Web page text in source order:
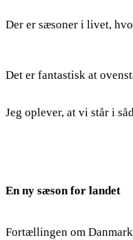
Der er sæsoner i livet,
Det er fantastisk at
Jeg oplever, at vi står i
En ny sæson for landet
Fortællingen om